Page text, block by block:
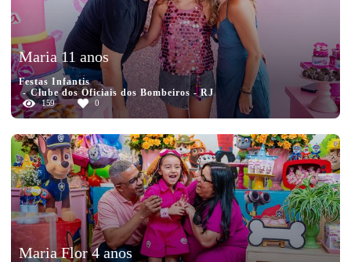
Maria 11 anos
Festas Infantis
Clube dos Oficiais dos Bombeiros - RJ
159 0
Maria Flor 4 anos